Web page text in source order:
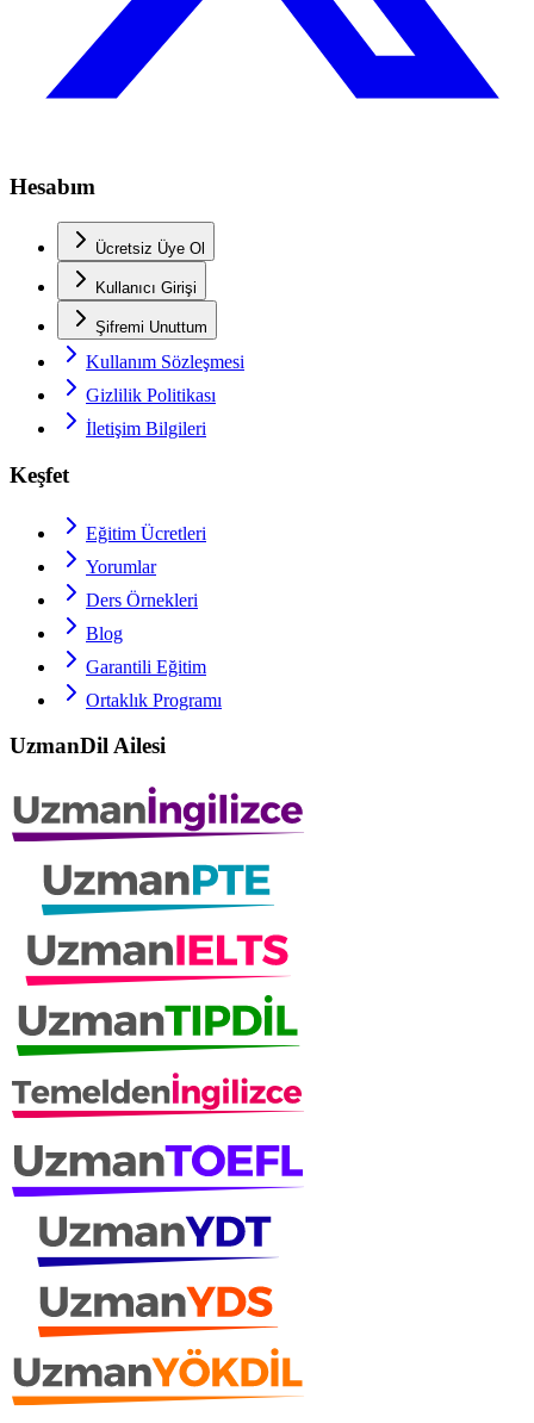
Hesabım
Ücretsiz Üye Ol
Kullanıcı Girişi
Şifremi Unuttum
Kullanım Sözleşmesi
Gizlilik Politikası
İletişim Bilgileri
Keşfet
Eğitim Ücretleri
Yorumlar
Ders Örnekleri
Blog
Garantili Eğitim
Ortaklık Programı
UzmanDil Ailesi